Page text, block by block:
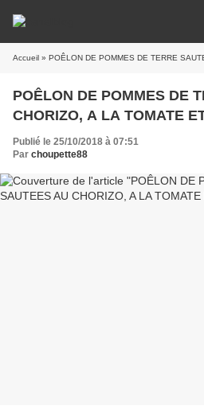
Accueil » POÊLON DE POMMES DE TERRE SAUTEES AU
POÊLON DE POMMES DE
CHORIZO, A LA TOMATE
Publié le 25/10/2018 à 07:51
Par choupette88